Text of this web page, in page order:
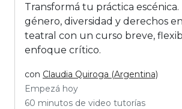
Transformá tu práctica
género, diversidad y derechos
teatral con un curso breve,
enfoque crítico.
con Claudia Quiroga (Argentina)
Empezá hoy
60 minutos de video tutorías